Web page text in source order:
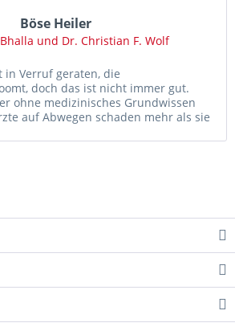
Böse Heiler
und Dr. Christian F. Wolf
in Verruf geraten, die
doch das ist nicht immer gut.
ohne medizinisches Grundwissen
auf Abwegen schaden mehr als sie